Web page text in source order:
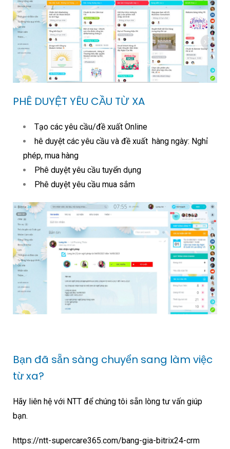
PHÊ DUYỆT YÊU CẦU TỪ XA
Tạo các yêu cầu/đề xuất Online
hê duyệt các yêu cầu và đề xuất hàng ngày: Nghỉ
phép, mua hàng
Phê duyệt yêu cầu tuyển dụng
Phê duyệt yêu cầu mua sắm
Bạn đã sẵn sàng chuyển sang làm việc
từ xa?
Hãy liên hệ với NTT để chúng tôi sẵn lòng tư vấn giúp
bạn.
https://ntt-supercare365.com/bang-gia-bitrix24-crm